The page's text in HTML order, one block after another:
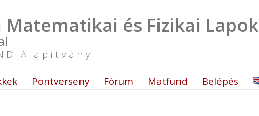
Matematikai és Fizikai Lapok
Alapítvány
Pontverseny Fórum Matfund Belépés